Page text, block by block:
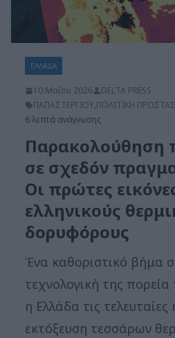
ΕΛΛΑΔΑ
10 Μαΐου 2026
DELTA PRESS
ΠΑΠΑΣΤΕΡΓΙΟΥ,ΠΟΛΙΤΙΚΗ
6 λεπτά ανάγνωσης
Παρακολούθηση
σε σχεδόν
Οι πρώτες
ελληνικούς
δορυφόρους
Ένα καθοριστικό βήμα
τεχνολογική της
η Ελλάδα τις
εκτόξευση τεσσάρων